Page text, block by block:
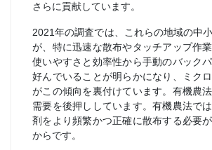
さらに貢献しています。
2021年の調査では、これらの地域の中
が、特に迅速な散布やタッチアップ作
使いやすさと効率性から手動のバック
好んでいることが明らかになり、ミク
がこの傾向を裏付けています。有機農
需要を後押ししています。有機農法で
剤をより頻繁かつ正確に散布する必要
からです。